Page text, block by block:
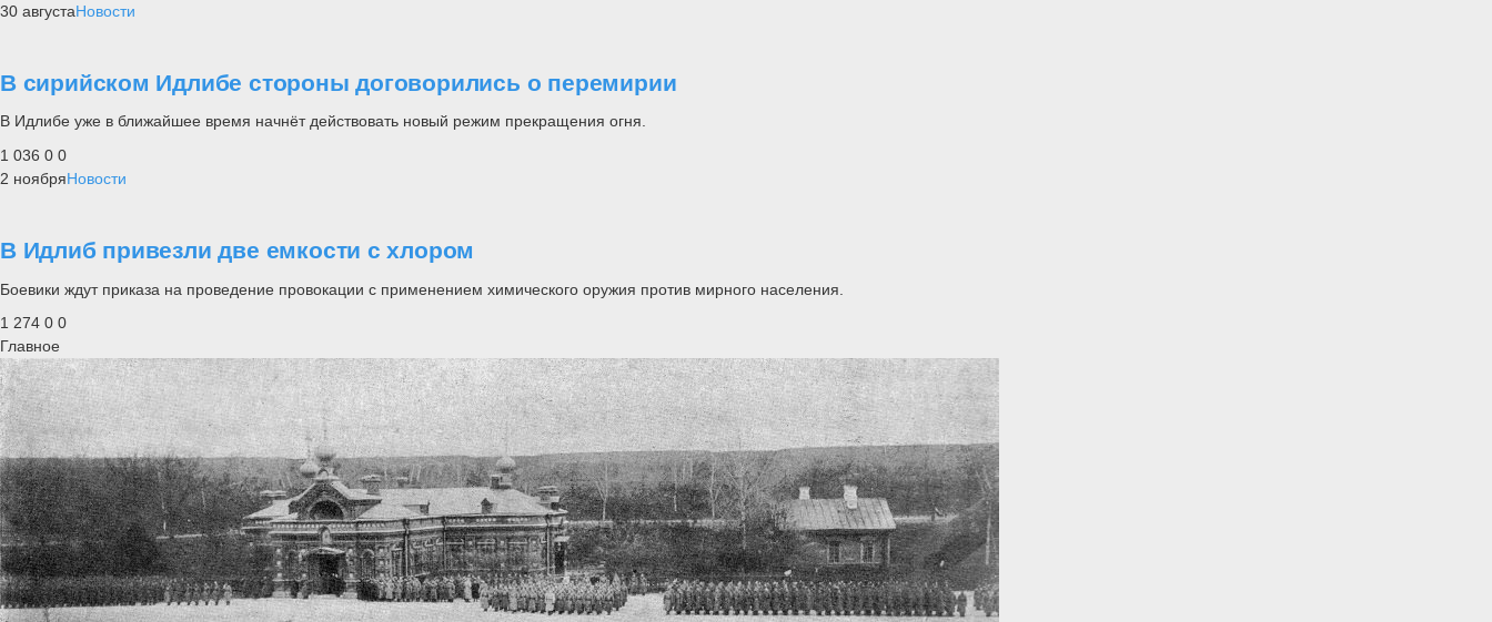
30 августаНовости
В сирийском Идлибе стороны договорились о перемирии
В Идлибе уже в ближайшее время начнёт действовать новый режим прекращения огня.
1 036 0 0
2 ноябряНовости
В Идлиб привезли две емкости с хлором
Боевики ждут приказа на проведение провокации с применением химического оружия против мирного населения.
1 274 0 0
Главное